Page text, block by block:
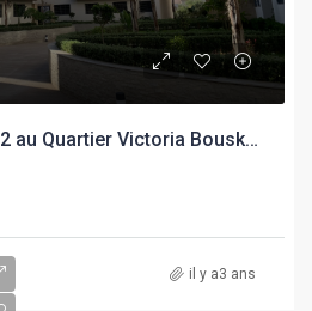
Appartement de 95m2 au Quartier Victoria Bouskoura
il y a3 ans